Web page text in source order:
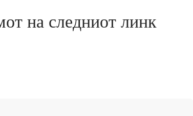
на следниот линк